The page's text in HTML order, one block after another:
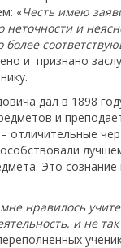
«Честь имею
и
более
и признано
дал в 1898
и
отличительные
Это
мне нравилось
и не